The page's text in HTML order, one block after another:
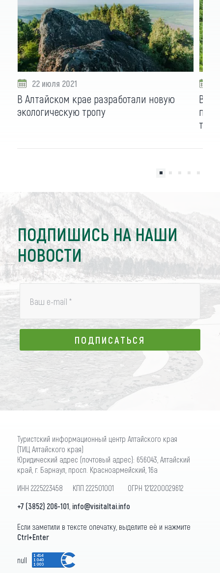
22 июля 2021
В Алтайском крае разработали новую
экологическую тропу
В
ПОДПИШИСЬ НА НАШИ
НОВОСТИ
Ваш e-mail *
ПОДПИСАТЬСЯ
ПОДПИСАТЬСЯ
Туристский информационный центр Алтайского края
(ТИЦ Алтайского края)
Юридический адрес (почтовый адрес): 656043, Алтайский
край, г. Барнаул, просп. Красноармейский, 16а
ИНН 2225223458 КПП 222501001 ОГРН 1212200029612
+7 (3852) 206-101 info@visitaltai.info
Если заметили в тексте опечатку, выделите её и нажмите
Ctrl+Enter
null